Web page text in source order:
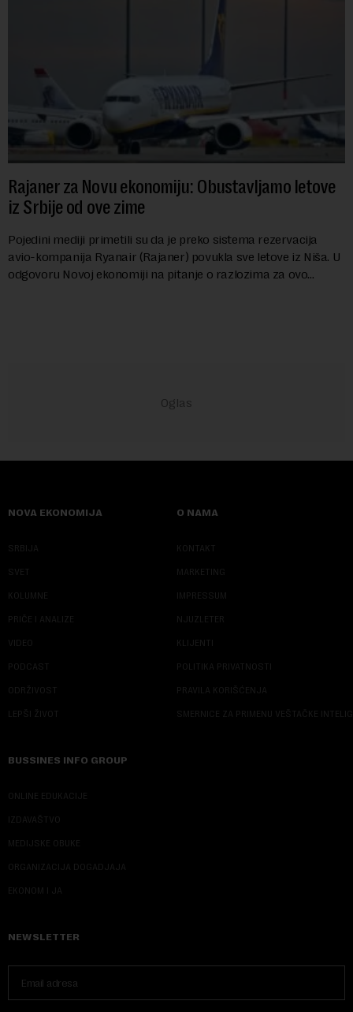
Rajaner za Novu ekonomiju: Obustavljamo letove
iz Srbije od ove zime
Pojedini mediji primetili su da je preko sistema rezervacija
avio-kompanija Ryanair (Rajaner) povukla sve letove iz Niša. U
odgovoru Novoj ekonomiji na pitanje o razlozima za ovo
NOVA EKONOMIJA
SRBIJA
SVET
KOLUMNE
PRIČE I ANALIZE
VIDEO
PODCAST
ODRŽIVOST
LEPŠI ŽIVOT
O NAMA
KONTAKT
MARKETING
IMPRESSUM
NJUZLETER
KLIJENTI
POLITIKA PRIVATNOSTI
PRAVILA KORIŠĆENJA
SMERNICE ZA PRIMENU VEŠTAČKE
BUSSINES INFO GROUP
ONLINE EDUKACIJE
IZDAVAŠTVO
MEDIJSKE OBUKE
ORGANIZACIJA DOGADJAJA
EKONOM I JA
NEWSLETTER